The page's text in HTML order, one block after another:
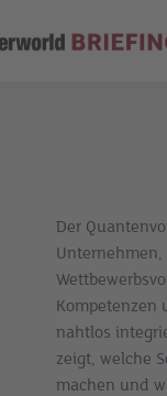
Der
Kompetenzen
nahtlos
zeigt, welche
machen und